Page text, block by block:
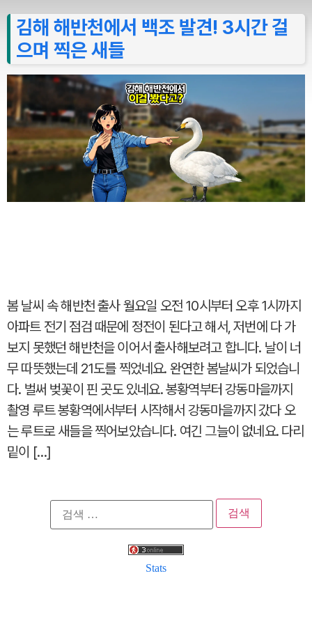
김해 해반천에서 백조 발견! 3시간 걸
으며 찍은 새들
봄 날씨 속 해반천 출사 월요일 오전 10시부터 오후 1시까지
아파트 전기 점검 때문에 정전이 된다고 해서, 저번에 다 가
보지 못했던 해반천을 이어서 출사해보려고 합니다. 날이 너
무 따뜻했는데 21도를 찍었네요. 완연한 봄날씨가 되었습니
다. 벌써 벚꽃이 핀 곳도 있네요. 봉황역부터 강동마을까지
촬영 루트 봉황역에서부터 시작해서 강동마을까지 갔다 오
는 루트로 새들을 찍어보았습니다. 여긴 그늘이 없네요. 다리
밑이 […]
검
색:
Stats